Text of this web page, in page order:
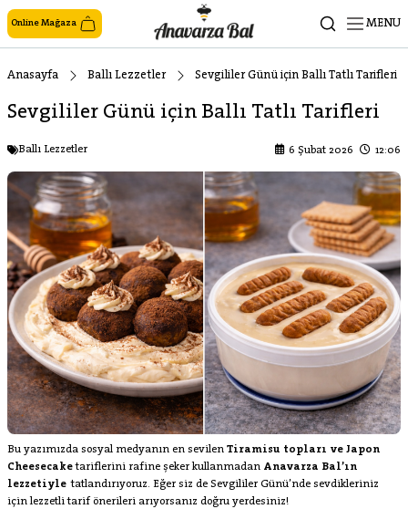
Online Mağaza MENU
Anasayfa Ballı Lezzetler Sevgililer Günü için Ballı Tatlı Tarifleri
Sevgililer Günü için Ballı Tatlı Tarifleri
Ballı Lezzetler 6 Şubat 2026 12:06
Bu yazımızda sosyal medyanın en sevilen Tiramisu topları ve Japon
Cheesecaketariflerini rafine şeker kullanmadan Anavarza Bal’ın
lezzetiyle tatlandırıyoruz. Eğer siz de Sevgililer Günü’nde sevdikleriniz
için lezzetli tarif önerileri arıyorsanız doğru yerdesiniz!